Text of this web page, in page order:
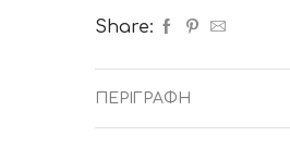
Share:
ΠΕΡΙΓΡΑΦΉ